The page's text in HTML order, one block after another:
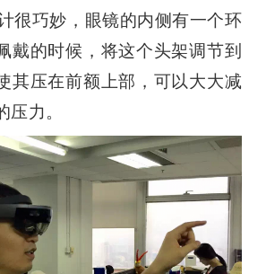
很巧妙，眼镜的内侧有一个环
戴的时候，将这个头架调节到
其压在前额上部，可以大大减
力。